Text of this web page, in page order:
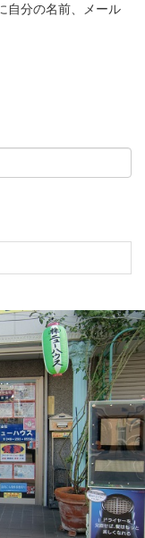
自分の名前、メール